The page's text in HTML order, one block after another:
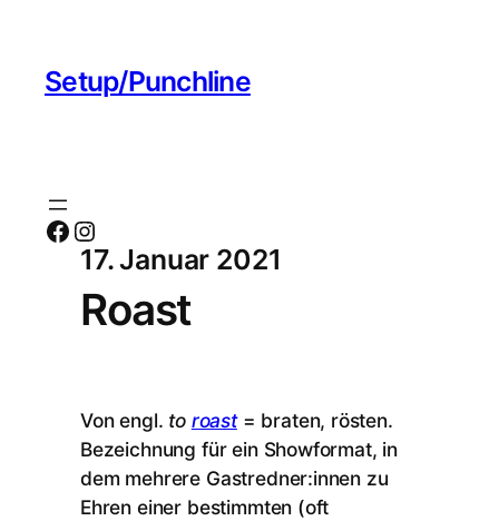
Setup/Punchline
Facebook Instagram
17. Januar 2021
Roast
Von engl. to roast = braten, rösten.
Bezeichnung für ein Showformat, in
dem mehrere Gastredner:innen zu
Ehren einer bestimmten (oft